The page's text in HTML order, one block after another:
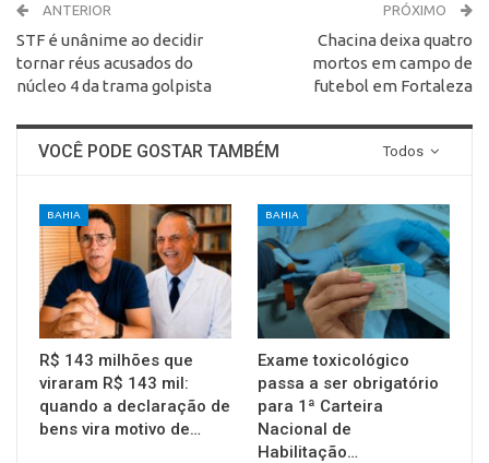
ANTERIOR
STF é unânime ao decidir
tornar réus acusados do
núcleo 4 da trama golpista
PRÓXIMO
Chacina deixa quatro
mortos em campo de
futebol em Fortaleza
Todos
VOCÊ PODE GOSTAR TAMBÉM
BAHIA
R$ 143 milhões que
viraram R$ 143 mil:
quando a declaração de
bens vira motivo de…
BAHIA
Exame toxicológico
passa a ser obrigatório
para 1ª Carteira
Nacional de
Habilitação…